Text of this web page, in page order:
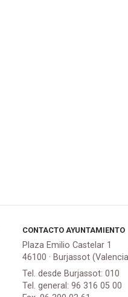
CONTACTO AYUNTAMIENTO
Plaza Emilio Castelar 1
46100 · Burjassot
Tel. desde Burjassot: 010
Tel. general: 96 316 05 00